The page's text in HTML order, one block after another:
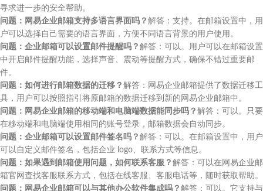
寻求进一步的安全帮助。
问题：网易企业邮箱支持多语言界面吗？ 解答：支持。在邮箱设置中，用
户可以选择自己需要的语言界面，方便不同语言背景的用户使用。
问题：企业邮箱可以设置邮件提醒吗？ 解答：可以。用户可以在邮箱设置
中开启邮件提醒功能，选择声音、震动等提醒方式，确保不错过重要邮
件。
问题：如何进行邮箱数据的迁移？ 解答：网易企业邮箱提供了数据迁移工
具，用户可以按照指引将原邮箱的数据迁移到新的网易企业邮箱中。
问题：网易企业邮箱的移动端和电脑端数据能同步吗？ 解答：可以。只要
在移动端和电脑端使用相同的账号登录，邮箱数据会自动同步。
问题：企业邮箱可以设置邮件签名吗？ 解答：可以。在邮箱设置中，用户
可以自定义邮件签名，包括企业 logo、联系方式等信息。
问题：如果遇到邮箱使用问题，如何联系客服？ 解答：可以在网易企业邮
箱官网查找客服联系方式，包括在线客服、客服电话等，随时获取帮助。
问题：网易企业邮箱可以与其他办公软件集成吗？ 解答：可以。它支持与